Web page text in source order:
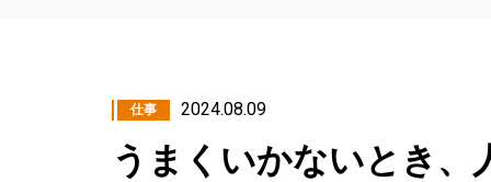
仕事 2024.08.09
うまくいかないとき、